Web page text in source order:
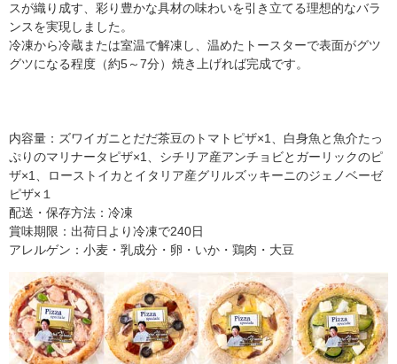
スが織り成す、彩り豊かな具材の味わいを引き立てる理想的なバラ
ンスを実現しました。
冷凍から冷蔵または室温で解凍し、温めたトースターで表面がグツ
グツになる程度（約5～7分）焼き上げれば完成です。
内容量：ズワイガニとだだ茶豆のトマトピザ×1、白身魚と魚介たっ
ぷりのマリナータピザ×1、シチリア産アンチョビとガーリックのピ
ザ×1、ローストイカとイタリア産グリルズッキーニのジェノベーゼ
ピザ×１
配送・保存方法：冷凍
賞味期限：出荷日より冷凍で240日
アレルゲン：小麦・乳成分・卵・いか・鶏肉・大豆